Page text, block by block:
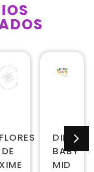
FLORES
DE
XIME
DINO
BABY
MID